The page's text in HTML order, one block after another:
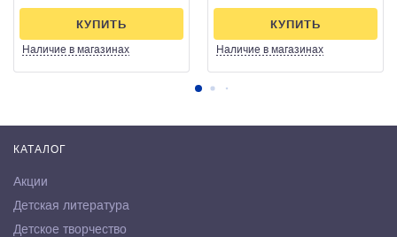
Наличие в магазинах
КУПИТЬ
Наличие в магазинах
КУПИТЬ
КАТАЛОГ
Акции
Детская литература
Детское творчество